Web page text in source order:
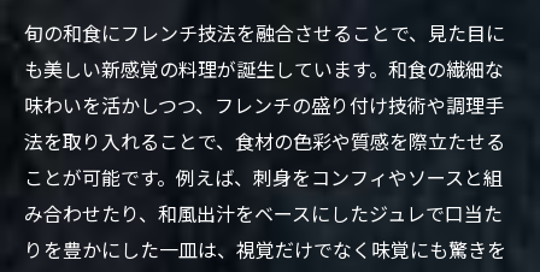
旬の和食にフレンチ技法を融合させることで、見た目に
も美しい新感覚の料理が誕生しています。和食の繊細な
味わいを活かしつつ、フレンチの盛り付け技術や調理手
法を取り入れることで、食材の色彩や質感を際立たせる
ことが可能です。例えば、刺身をコンフィやソースと組
み合わせたり、和風出汁をベースにしたジュレで口当た
りを豊かにした一皿は、視覚だけでなく味覚にも驚きを